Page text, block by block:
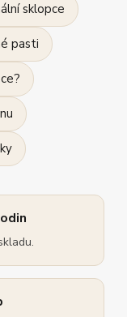
sklopce
pasti